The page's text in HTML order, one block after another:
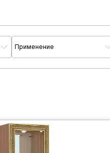
Применение